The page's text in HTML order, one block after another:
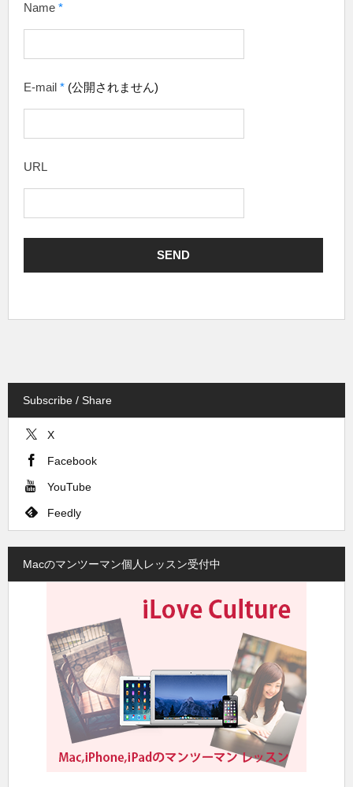
Name *
E-mail * (公開されません)
URL
Subscribe / Share
X
Facebook
YouTube
Feedly
Macのマンツーマン個人レッスン受付中